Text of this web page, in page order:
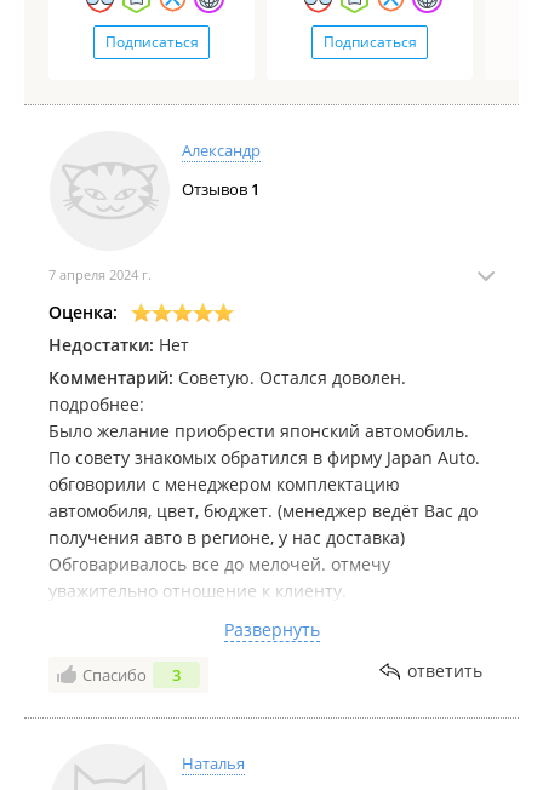
Подписаться Подписаться
Александр
Отзывов 1
7 апреля 2024 г.
Оценка:
Недостатки: Нет
Комментарий: Советую. Остался доволен.
подробнее:
Было желание приобрести японский автомобиль.
По совету знакомых обратился в фирму Japan Auto.
обговорили с менеджером комплектацию
автомобиля, цвет, бюджет. (менеджер ведёт Вас до
получения авто в регионе, у нас доставка)
Обговаривалось все до мелочей. отмечу
уважительно отношение к клиенту.
состоянию. и. т. д. оценка была 4.5. может нам
повезло а может так работают проффи. выкупили
при доставки в порт. при погрузке. при
транспортной компании уже доставке в регион. В
Развернуть
Спасибо 3 ответить
Наталья